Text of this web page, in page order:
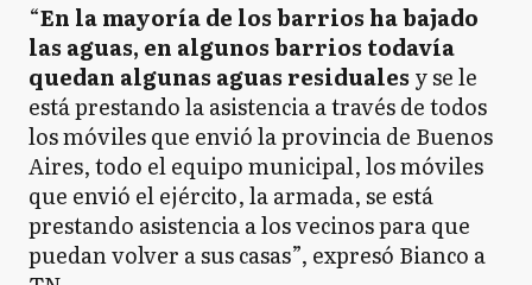
“En la mayoría de los barrios ha bajado
las aguas, en algunos barrios todavía
quedan algunas aguas residuales y se le
está prestando la asistencia a través de todos
los móviles que envió la provincia de Buenos
Aires, todo el equipo municipal, los móviles
que envió el ejército, la armada, se está
prestando asistencia a los vecinos para que
puedan volver a sus casas”, expresó Bianco a